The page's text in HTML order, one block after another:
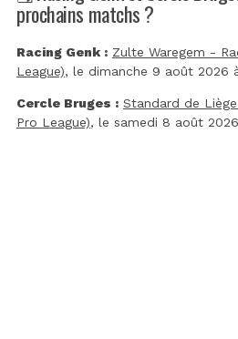
prochains matchs ?
Racing Genk : Zulte Waregem -
League), le dimanche 9 août 2026
Cercle Bruges : Standard de
Pro League), le samedi 8 août 2026